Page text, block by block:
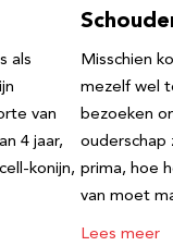
als
van
4 jaar,
konijn,
Misschien
mezelf wel
bezoeken
ouderschap
prima, hoe
van moet
Lees meer